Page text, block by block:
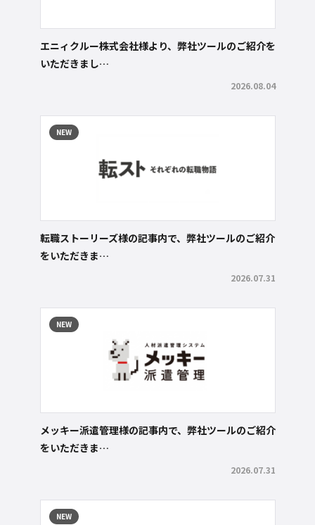
エニィクルー株式会社様より、弊社ツールのご紹介を
いただきまし…
2026.08.04
NEW
転職ストーリーズ様の記事内で、弊社ツールのご紹介
をいただきま…
2026.07.31
NEW
メッキー派遣管理様の記事内で、弊社ツールのご紹介
をいただきま…
2026.07.31
NEW